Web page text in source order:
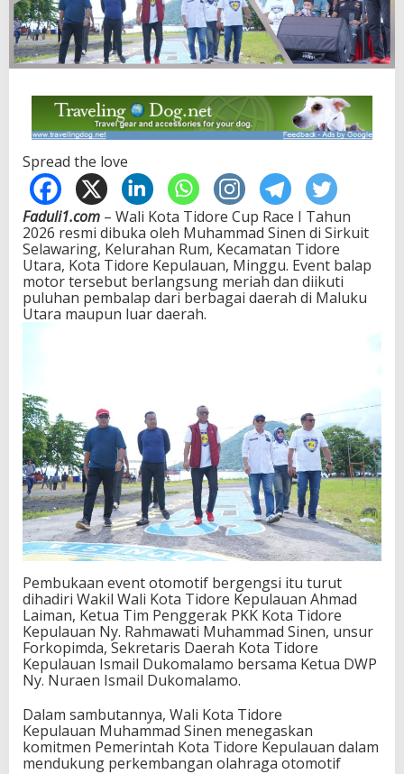
Spread the love
Faduli1.com – Wali Kota Tidore Cup Race I Tahun
2026 resmi dibuka oleh Muhammad Sinen di Sirkuit
Selawaring, Kelurahan Rum, Kecamatan Tidore
Utara, Kota Tidore Kepulauan, Minggu. Event balap
motor tersebut berlangsung meriah dan diikuti
puluhan pembalap dari berbagai daerah di Maluku
Utara maupun luar daerah.
Pembukaan event otomotif bergengsi itu turut
dihadiri Wakil Wali Kota Tidore Kepulauan Ahmad
Laiman, Ketua Tim Penggerak PKK Kota Tidore
Kepulauan Ny. Rahmawati Muhammad Sinen, unsur
Forkopimda, Sekretaris Daerah Kota Tidore
Kepulauan Ismail Dukomalamo bersama Ketua DWP
Ny. Nuraen Ismail Dukomalamo.
Dalam sambutannya, Wali Kota Tidore
Kepulauan Muhammad Sinen menegaskan
komitmen Pemerintah Kota Tidore Kepulauan dalam
mendukung perkembangan olahraga otomotif